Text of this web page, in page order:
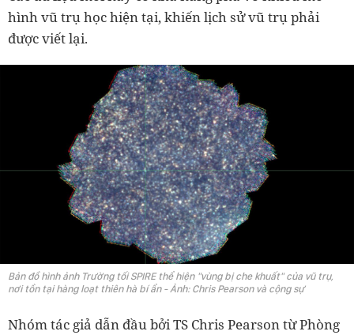
hình vũ trụ học hiện tại, khiến lịch sử vũ trụ phải
được viết lại.
Bản đồ hình ảnh Trường tối SPIRE thể hiện "vùng bị che khuất" của vũ trụ,
nơi tồn tại hàng loạt thiên hà bí ẩn - Ảnh: Chris Pearson và cộng sự
Nhóm tác giả dẫn đầu bởi TS Chris Pearson từ Phòng